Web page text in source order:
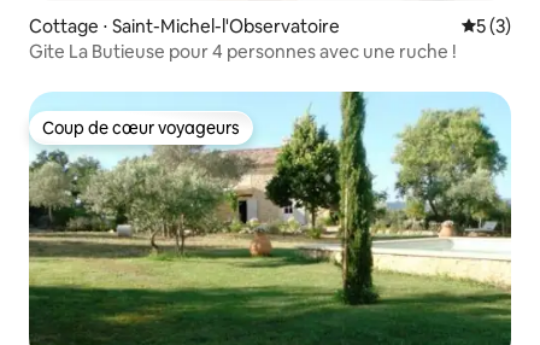
Cottage ⋅ Saint-Michel-l'Observatoire
5 (3)
Gite La Butieuse pour 4 personnes avec une ruche !
Coup de cœur voyageurs
Coup de cœur voyageurs